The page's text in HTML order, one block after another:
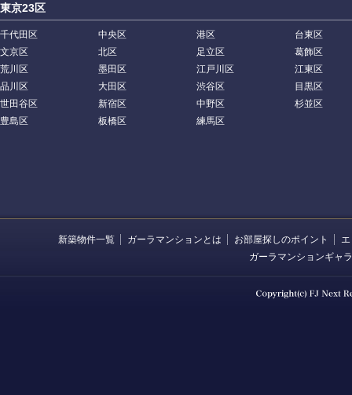
東京23区
千代田区 中央区 港区
台東区
文京区
北区 足立区
葛飾区
荒川区
墨田区 江戸川区
江東区
品川区
大田区 渋谷区
目黒区
世田谷区
新宿区 中野区
杉並区
豊島区
板橋区 練馬区
新築物件一覧 ガーラマンションとは お部屋探しのポイント
ガーラマンションギャ